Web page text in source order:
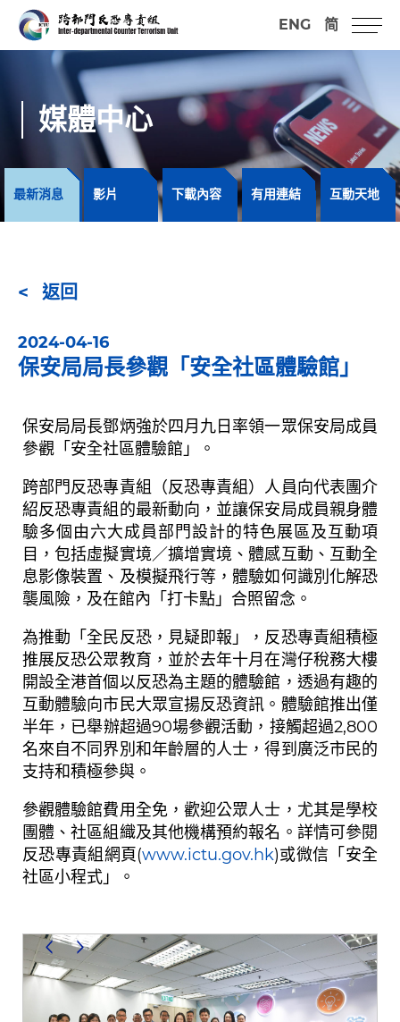
ENG 简
媒體中心
最新消息 影片 下載內容 有用連結 互動天地
返回
2024-04-16
保安局局長參觀「安全社區體驗館」
保安局局長鄧炳強於四月九日率領一眾保安局成員
參觀「安全社區體驗館」。
跨部門反恐專責組（反恐專責組）人員向代表團介
紹反恐專責組的最新動向，並讓保安局成員親身體
驗多個由六大成員部門設計的特色展區及互動項
目，包括虛擬實境／擴增實境、體感互動、互動全
息影像裝置、及模擬飛行等，體驗如何識別化解恐
襲風險，及在館內「打卡點」合照留念。
為推動「全民反恐，見疑即報」，反恐專責組積極
推展反恐公眾教育，並於去年十月在灣仔稅務大樓
開設全港首個以反恐為主題的體驗館，透過有趣的
互動體驗向市民大眾宣揚反恐資訊。體驗館推出僅
半年，已舉辦超過90場參觀活動，接觸超過2,800
名來自不同界別和年齡層的人士，得到廣泛市民的
支持和積極參與。
參觀體驗館費用全免，歡迎公眾人士，尤其是學校
團體、社區組織及其他機構預約報名。詳情可參閱
反恐專責組網頁(www.ictu.gov.hk)或微信「安全
社區小程式」。